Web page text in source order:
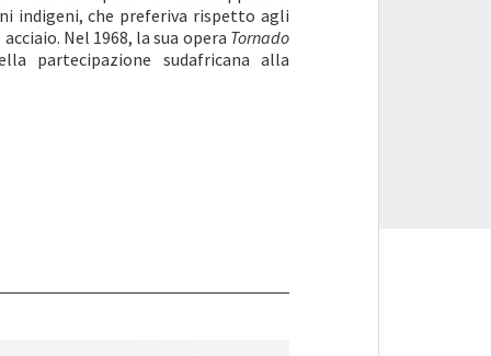
indigeni, che preferiva rispetto agli
Nel 1968, la sua opera Tornado
partecipazione sudafricana alla